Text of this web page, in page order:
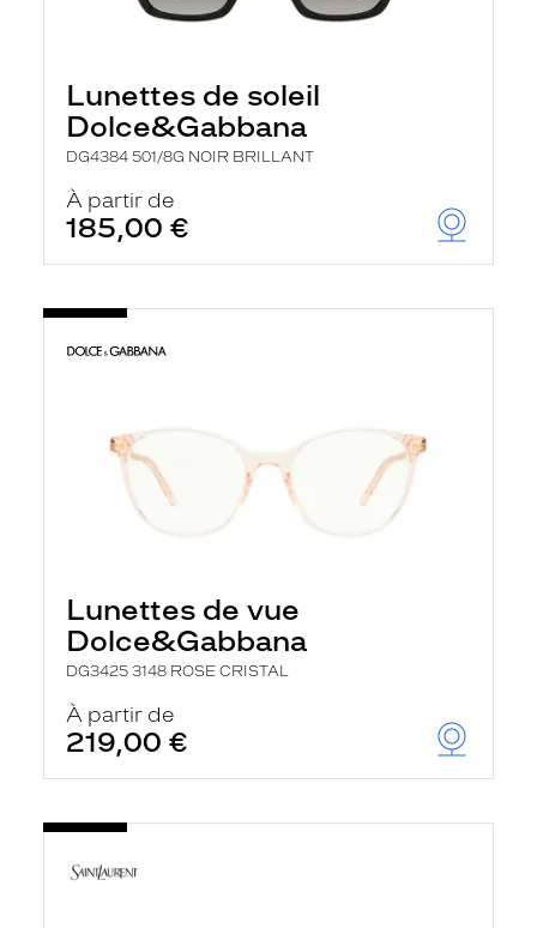
Lunettes de soleil
Dolce&Gabbana
DG4384 501/8G NOIR BRILLANT
À partir de
185,00 €
Lunettes de vue
Dolce&Gabbana
DG3425 3148 ROSE CRISTAL
À partir de
219,00 €